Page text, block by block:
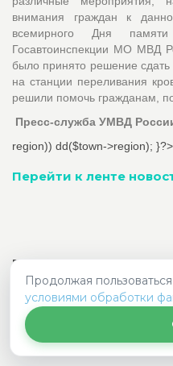
внимания граждан к
всемирного Дня
Госавтоинспекции МО МВД
было принято решение
на станции переливания
решили помочь гражданам,
Пресс-служба УМВД
region)) dd($town->region); }?>
Перейти к ленте
Подборка ДТП за
сегодня
неделю
месяц
Продолжая
условиями обработки